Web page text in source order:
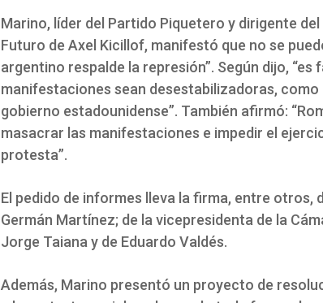
Marino, líder del Partido Piquetero y dirigente
Futuro de Axel Kicillof, manifestó que no se
argentino respalde la represión”. Según dijo, “es
manifestaciones sean desestabilizadoras, como
gobierno estadounidense”. También afirmó:
masacrar las manifestaciones e impedir el
protesta”.
El pedido de informes lleva la firma, entre otros,
Germán Martínez; de la vicepresidenta de la
Jorge Taiana y de Eduardo Valdés.
Además, Marino presentó un proyecto de